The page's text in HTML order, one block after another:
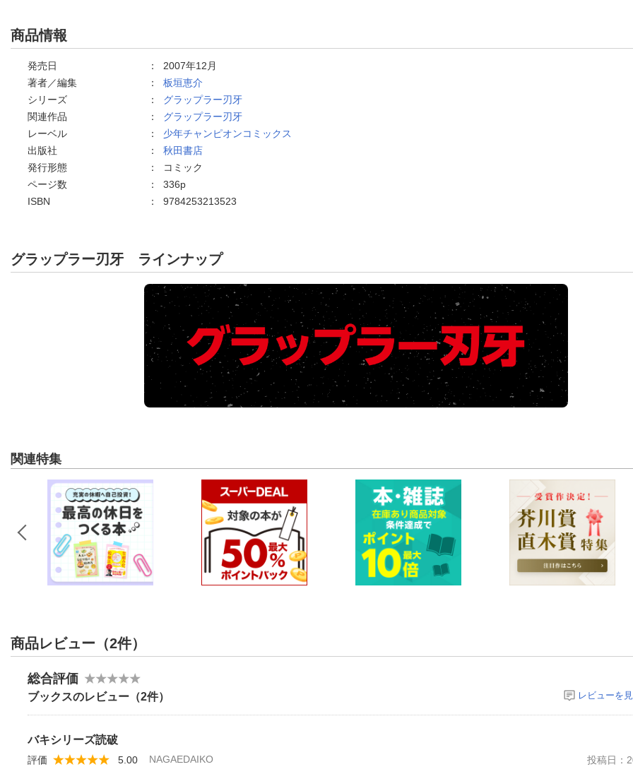
商品情報
発売日 ： 2007年12月
著者／編集
： 板垣恵介
シリーズ
： グラップラー刃牙
関連作品
： グラップラー刃牙
レーベル
： 少年チャンピオンコミックス
出版社
： 秋田書店
発行形態
：
コミック
ページ数
： 336p
ISBN
： 9784253213523
グラップラー刃牙 ラインナップ
関連特集
商品レビュー（2件）
総合評価
ブックスのレビュー（2件） レビューを
バキシリーズ読破
NAGAEDAIKO
評価 5.00
投稿日：